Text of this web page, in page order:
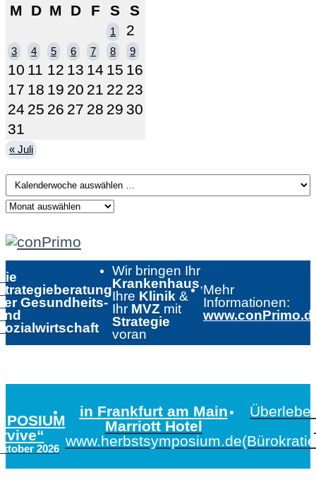
M
D M D F S S
1 2
3 4 5 6 7 8 9
10 11 12 13 14 15 16
17 18 19 20 21 22 23
24 25 26 27 28 29 30
31
« Juli
Gesundheits-
Wir bringen Ihr
Krankenhaus,
Ihre Klinik &
Ihr MVZ mit
Strategie
voran
Mehr
Informationen:
2026
in Frankfurt am Main
Marriott Hotel
www.herbstsymposium.de